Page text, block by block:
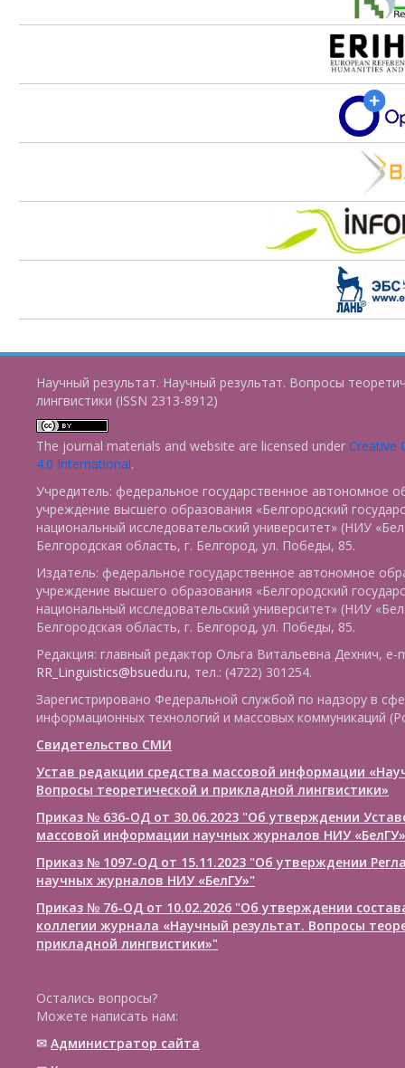
Научный результат. Научный результат. Вопросы
лингвистики (ISSN 2313-8912)
The journal materials and website are licensed under Creative
4.0 International.
Учредитель: федеральное государственное автономное
учреждение высшего образования «Белгородский
национальный исследовательский университет» (НИУ
Белгородская область, г. Белгород, ул. Победы, 85.
Издатель: федеральное государственное автономное
учреждение высшего образования «Белгородский
национальный исследовательский университет» (НИУ
Белгородская область, г. Белгород, ул. Победы, 85.
Редакция: главный редактор Ольга Витальевна Дехнич, e-
RR_Linguistics@bsuedu.ru, тел.: (4722) 301254.
Зарегистрировано Федеральной службой по надзору в
информационных технологий и массовых коммуникаций
Свидетельство СМИ
Устав редакции средства массовой информации
Вопросы теоретической и прикладной лингвистики»
Приказ № 636-ОД от 30.06.2023 "Об утверждении
массовой информации научных журналов НИУ «БелГУ»
Приказ № 1097-ОД от 15.11.2023 "Об утверждении
научных журналов НИУ «БелГУ»"
Приказ № 76-ОД от 10.02.2026 "Об утверждении
коллегии журнала «Научный результат. Вопросы
прикладной лингвистики»"
Остались вопросы?
Можете написать нам:
✉ Администратор сайта